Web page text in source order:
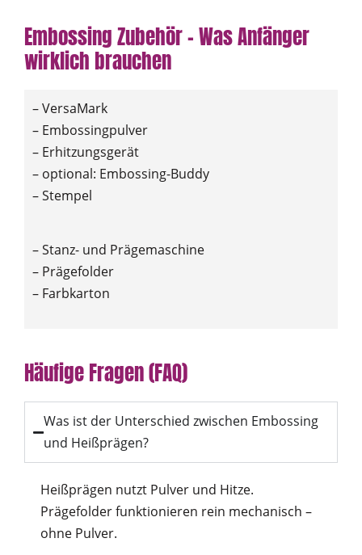
Embossing Zubehör – Was Anfänger
wirklich brauchen
– VersaMark
– Embossingpulver
– Erhitzungsgerät
– optional: Embossing-Buddy
– Stempel
– Stanz- und Prägemaschine
– Prägefolder
– Farbkarton
Häufige Fragen (FAQ)
Was ist der Unterschied zwischen Embossing
und Heißprägen?
Heißprägen nutzt Pulver und Hitze.
Prägefolder funktionieren rein mechanisch –
ohne Pulver.